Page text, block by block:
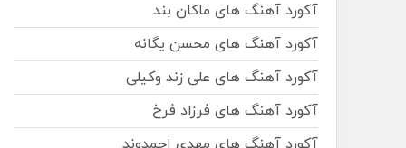
آکورد آهنگ های ماکان بند
آکورد آهنگ های محسن یگانه
آکورد آهنگ های علی زند وکیلی
آکورد آهنگ های فرزاد فرخ